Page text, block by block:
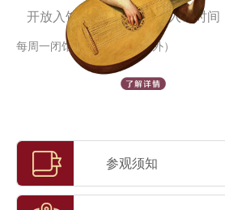
开放入馆时间 停止入馆时间
每周一闭馆（法定节假日除外）
参观须知